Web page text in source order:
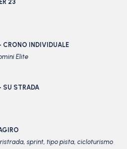
23
INDIVIDUALE
Elite
SU STRADA
sprint, tipo pista, cicloturismo